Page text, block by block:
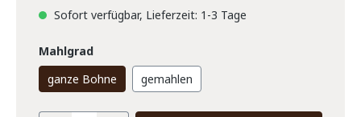
Sofort verfügbar, Lieferzeit: 1-3 Tage
Mahlgrad
ganze Bohne
gemahlen